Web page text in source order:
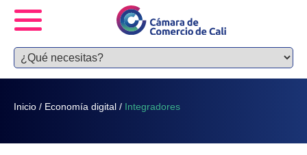
Inicio / Economía digital / Integradores